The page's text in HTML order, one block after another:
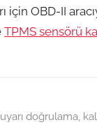
için OBD-II
TPMS sensörü
doğrulama,